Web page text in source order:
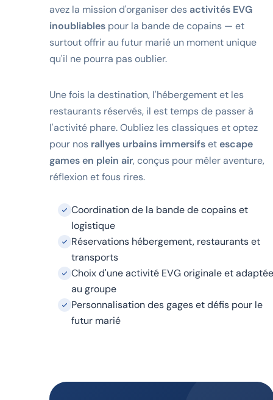
avez la mission d'organiser des activités EVG
inoubliablespour la bande de copains — et
surtout offrir au futur marié un moment unique
qu'il ne pourra pas oublier.
Une fois la destination, l'hébergement et les
restaurants réservés, il est temps de passer à
l'activité phare. Oubliez les classiques et optez
pour nos rallyes urbains immersifsetescape
games en plein air, conçus pour mêler aventure,
réflexion et fous rires.
Coordination de la bande de copains et
logistique
Réservations hébergement, restaurants et
transports
Choix d'une activité EVG originale et adaptée
au groupe
Personnalisation des gages et défis pour le
futur marié